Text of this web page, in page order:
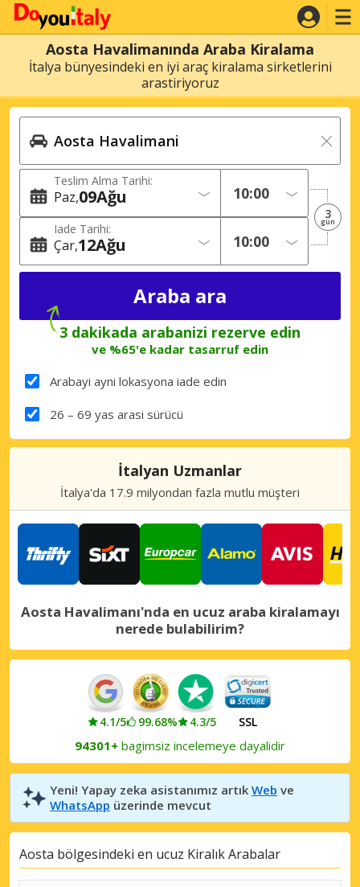
Aosta Havalimanında Araba Kiralama
İtalya bünyesindeki en iyi araç kiralama sirketlerini
arastiriyoruz
Teslim Alma Tarihi:
Paz 09Ağu
Iade Tarihi:
Çar 12Ağu
3
gün
3 dakikada arabanizi rezerve edin
ve %65'e kadar tasarruf edin
Arabayi ayni lokasyona iade edin
26 – 69 yas arasi sürücü
İtalyan Uzmanlar
İtalya'da 17.9 milyondan fazla mutlu müşteri
Aosta Havalimanı'nda en ucuz araba kiralamayı
nerede bulabilirim?
4.1/5 99.68% 4.3/5 SSL
94301+ bagimsiz incelemeye dayalidir
Yeni! Yapay zeka asistanımız artık Web ve
WhatsApp üzerinde mevcut
Aosta bölgesindeki en ucuz Kiralık Arabalar